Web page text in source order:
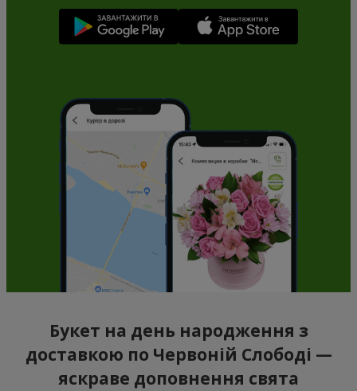
Букет на день народження з
доставкою по Червоній Слободі —
яскраве доповнення свята